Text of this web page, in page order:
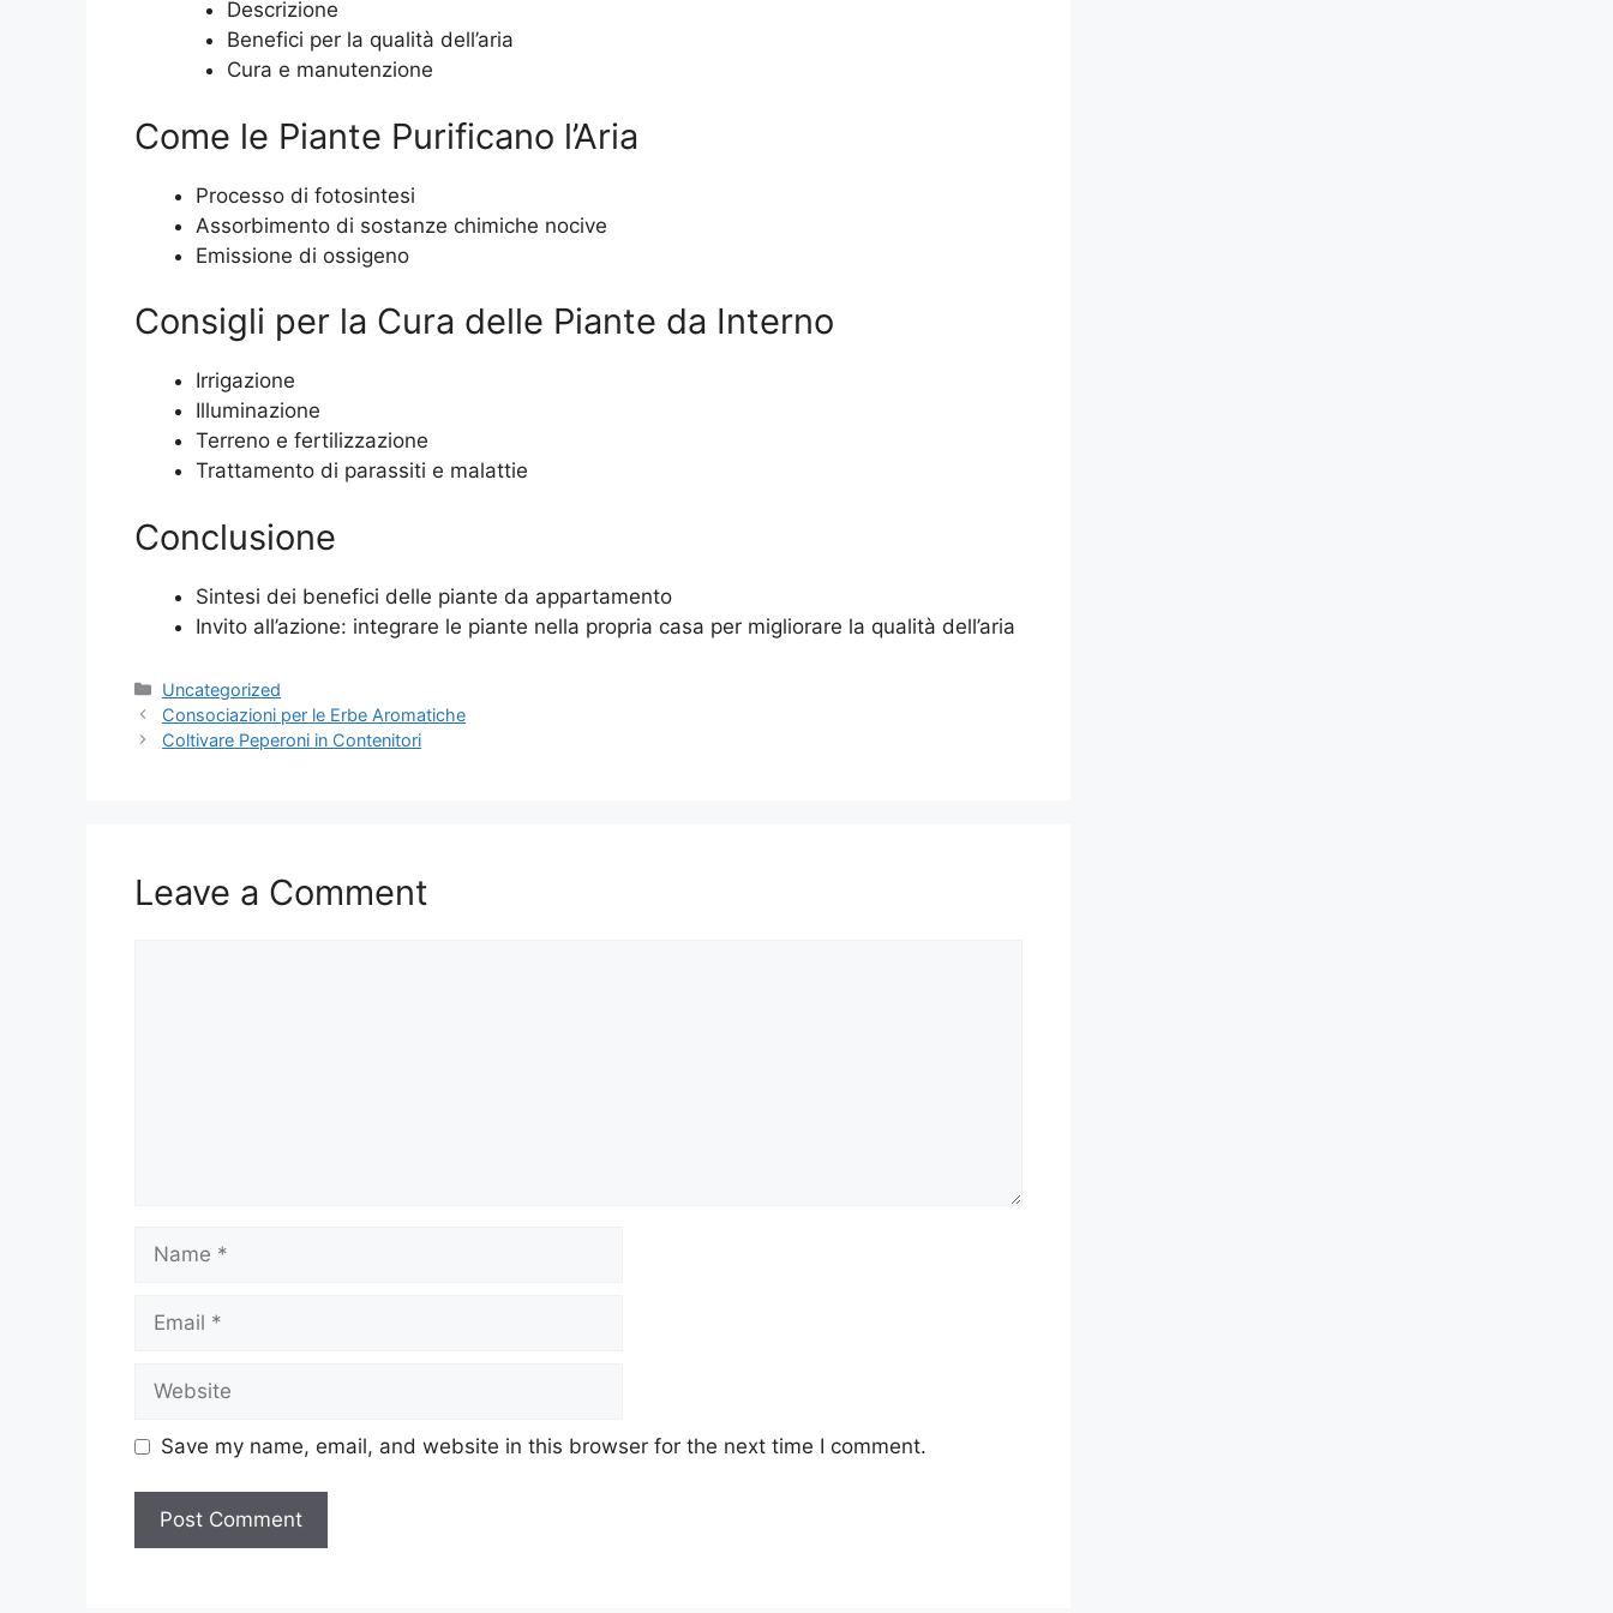
Descrizione
Benefici per la qualità dell’aria
Cura e manutenzione
Come le Piante Purificano l’Aria
Processo di fotosintesi
Assorbimento di sostanze chimiche nocive
Emissione di ossigeno
Consigli per la Cura delle Piante da Interno
Irrigazione
Illuminazione
Terreno e fertilizzazione
Trattamento di parassiti e malattie
Conclusione
Sintesi dei benefici delle piante da appartamento
Invito all’azione: integrare le piante nella propria casa per migliorare la qualità dell’aria
Categories
Uncategorized
Consociazioni per le Erbe Aromatiche
Coltivare Peperoni in Contenitori
Leave a Comment
Save my name, email, and website in this browser for the next time I comment.